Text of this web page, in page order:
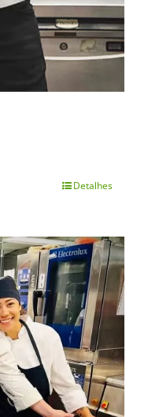
Detalhes